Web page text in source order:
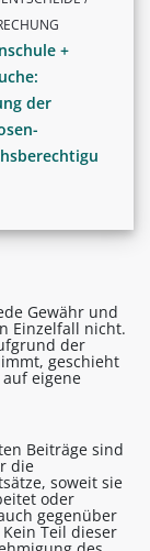
+
der
Gewähr und
Einzelfall nicht.
der
geschieht
eigene
Beiträge sind
die
soweit sie
oder
gegenüber
Teil dieser